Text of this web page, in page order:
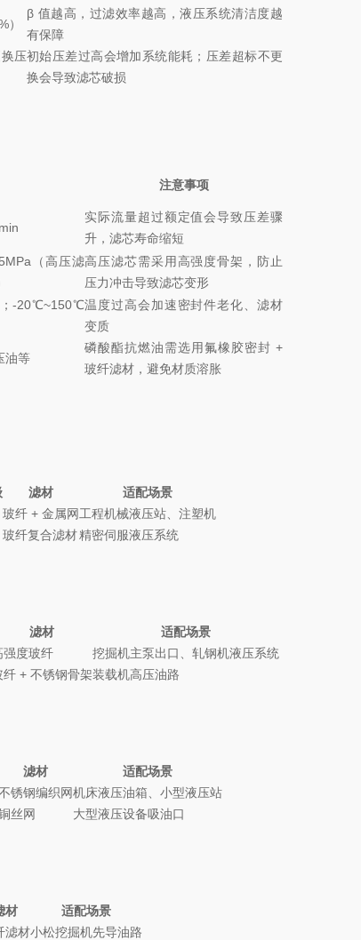
）
β 值越高，过滤效率越高，液压系统清洁度越
有保障
压初始压差过高会增加系统能耗；压差超标不更
换会导致滤芯破损
注意事项
实际流量超过额定值会导致压差骤
升，滤芯寿命缩短
（高压滤高压滤芯需采用高强度骨架，防止
压力冲击导致滤芯变形
-20℃~150℃温度过高会加速密封件老化、滤材
变质
油等
磷酸酯抗燃油需选用氟橡胶密封 +
玻纤滤材，避免材质溶胀
滤材
适配场景
玻纤 + 金属网工程机械液压站、注塑机
玻纤复合滤材精密伺服液压系统
滤材
适配场景
强度玻纤
挖掘机主泵出口、轧钢机液压系统
纤 + 不锈钢骨架装载机高压油路
滤材
适配场景
锈钢编织网机床液压油箱、小型液压站
丝网 大型液压设备吸油口
材
适配场景
滤材小松挖掘机先导油路